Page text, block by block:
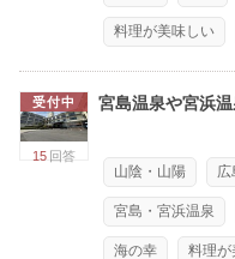
料理が美味しい
受付中
15 回答
宮島温泉や宮浜
山陰・山陽 広
宮島・宮浜温泉
海の幸 料理が